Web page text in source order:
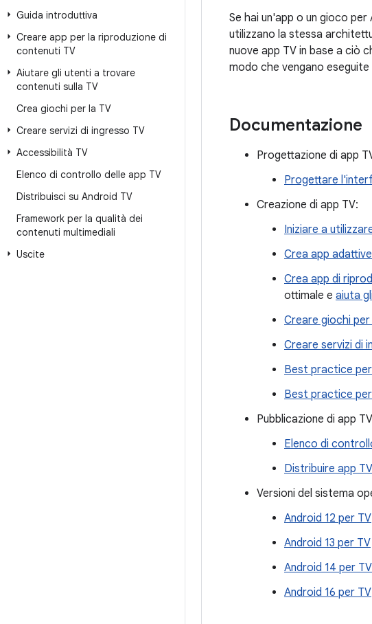
Guida introduttiva
Creare app per la riproduzione di
contenuti TV
Aiutare gli utenti a trovare
contenuti sulla TV
Crea giochi per la TV
Creare servizi di ingresso TV
Accessibilità TV
Elenco di controllo delle app TV
Distribuisci su Android TV
Framework per la qualità dei
contenuti multimediali
Uscite
Se hai un'app o un gioco
utilizzano la stessa
nuove app TV in base a ciò
modo che vengano eseguite
Documentazione
Progettazione di app
Progettare
Creazione di app TV:
Iniziare a
Crea app adattive
Crea app di
ottimale e aiuta
Creare giochi per
Creare servizi di
Best practice
Best practice
Pubblicazione di app
Elenco di
Distribuire app
Versioni del sistema
Android 12 per TV
Android 13 per TV
Android 14 per TV
Android 16 per TV